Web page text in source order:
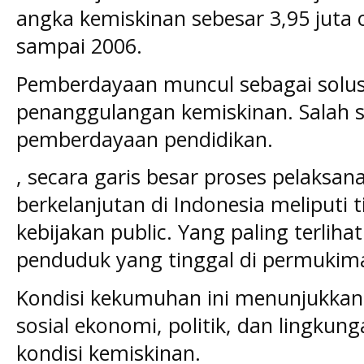
angka kemiskinan sebesar 3,95
sampai 2006.
Pemberdayaan muncul sebagai
penanggulangan kemiskinan. Salah
pemberdayaan pendidikan.
, secara garis besar proses
berkelanjutan di Indonesia meliputi
kebijakan public. Yang paling
penduduk yang tinggal di
Kondisi kekumuhan ini
sosial ekonomi, politik, dan
kondisi kemiskinan.